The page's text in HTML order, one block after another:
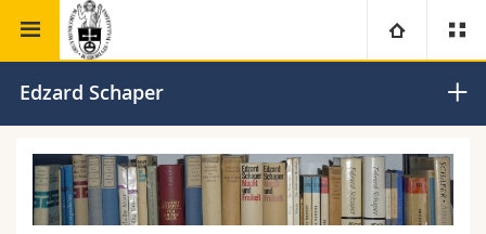
Universität
Campus
Fakultäten
Theologische Fak.
Informationen für
Theologische Fakultät Institut für Ökumenische Studien
Edzard Schaper